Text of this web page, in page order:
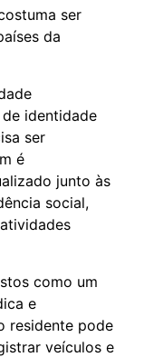
ser
da
identidade
ser
é
junto às
social,
como um
e
residente pode
veículos e